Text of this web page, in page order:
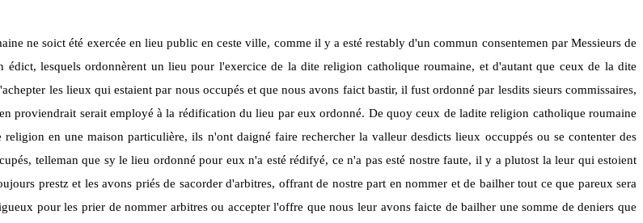
ne soict été exercée en lieu public en ceste ville, comme il y a esté restably d'un commun consentemen par Messieurs de
lesquels ordonnèrent un lieu pour l'exercice de la dite religion catholique roumaine, et d'autant que ceux de la dite
les lieux qui estaient par nous occupés et que nous avons faict bastir, il fust ordonné par lesdits sieurs commissaires,
proviendrait serait employé à la rédification du lieu par eux ordonné. De quoy ceux de ladite religion catholique roumaine
en une maison particulière, ils n'ont daigné faire rechercher la valleur desdicts lieux occuppés ou se contenter des
telleman que sy le lieu ordonné pour eux n'a esté rédifyé, ce n'a pas esté nostre faute, il y a plutost la leur qui estoient
prestz et les avons priés de sacorder d'arbitres, offrant de nostre part en nommer et de bailher tout ce que pareux sera
pour les prier de nommer arbitres ou accepter l'offre que nous leur avons faicte de bailher une somme de deniers que